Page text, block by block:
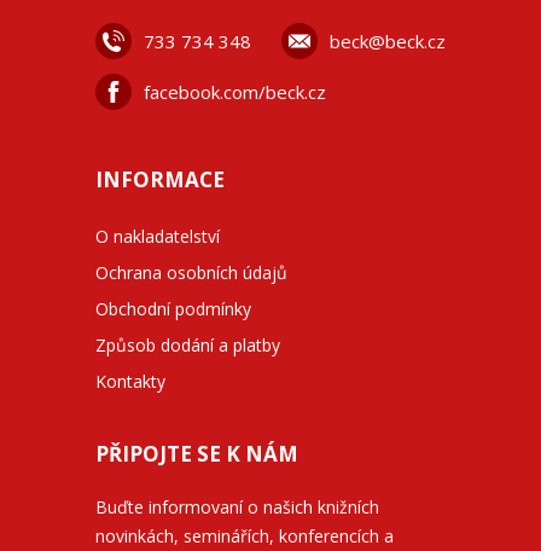
733 734 348 beck@beck.cz
facebook.com/beck.cz
INFORMACE
O nakladatelství
Ochrana osobních údajů
Obchodní podmínky
Způsob dodání a platby
Kontakty
PŘIPOJTE SE K NÁM
Buďte informovaní o našich knižních
novinkách, seminářích, konferencích a